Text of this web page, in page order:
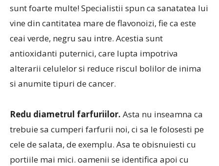
sunt foarte multe! Specialistii spun ca sanatatea lui
vine din cantitatea mare de flavonoizi, fie ca este
ceai verde, negru sau intre. Acestia sunt
antioxidanti puternici, care lupta impotriva
alterarii celulelor si reduce riscul bolilor de inima
si anumite tipuri de cancer.
Redu diametrul farfuriilor. Asta nu inseamna ca
trebuie sa cumperi farfurii noi, ci sa le folosesti pe
cele de salata, de exemplu. Asa te obisnuiesti cu
portiile mai mici. oamenii se identifica apoi cu